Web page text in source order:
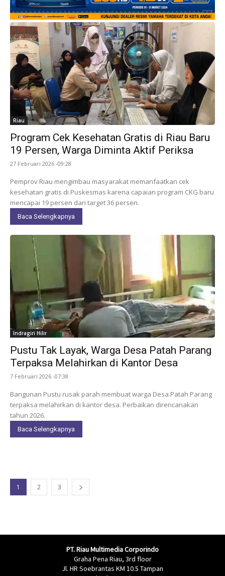
Riau
Program Cek Kesehatan Gratis di Riau Baru
19 Persen, Warga Diminta Aktif Periksa
27 Februari 2026 -09:28
Pemprov Riau mengimbau masyarakat memanfaatkan cek
kesehatan gratis di Puskesmas karena capaian program CKG baru
mencapai 19 persen dari target 36 persen.
Baca Selengkapnya
Indragiri Hilir
Pustu Tak Layak, Warga Desa Patah Parang
Terpaksa Melahirkan di Kantor Desa
7 Februari 2026 -07:38
Bangunan Pustu rusak parah membuat warga Desa Patah Parang
terpaksa melahirkan di kantor desa. Perbaikan direncanakan
tahun 2026.
Baca Selengkapnya
1 2 3
PT. Riau Multimedia Corporindo
Graha Pena Riau, 3rd floor
Jl. HR Soebrantas KM 10.5 Tampan